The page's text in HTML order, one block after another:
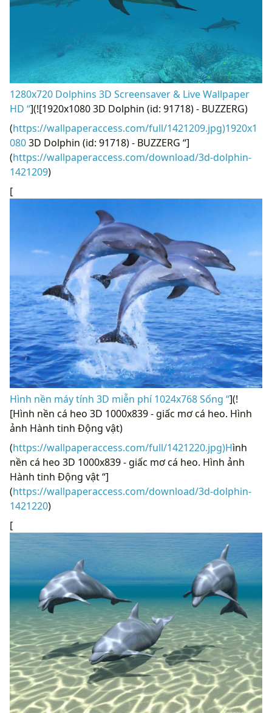
1280x720 Dolphins 3D Screensaver & Live Wallpaper
HD “](![1920x1080 3D Dolphin (id: 91718) - BUZZERG)
(https://wallpaperaccess.com/full/1421209.jpg)1920x1
0803D Dolphin (id: 91718) - BUZZERG “]
(https://wallpaperaccess.com/download/3d-dolphin-
1421209)
[
Hình nền máy tính 3D miễn phí 1024x768 Sống “](!
[Hình nền cá heo 3D 1000x839 - giấc mơ cá heo. Hình
ảnh Hành tinh Động vật)
(https://wallpaperaccess.com/full/1421220.jpg)Hình
nền cá heo 3D 1000x839 - giấc mơ cá heo. Hình ảnh
Hành tinh Động vật “]
(https://wallpaperaccess.com/download/3d-dolphin-
1421220)
[